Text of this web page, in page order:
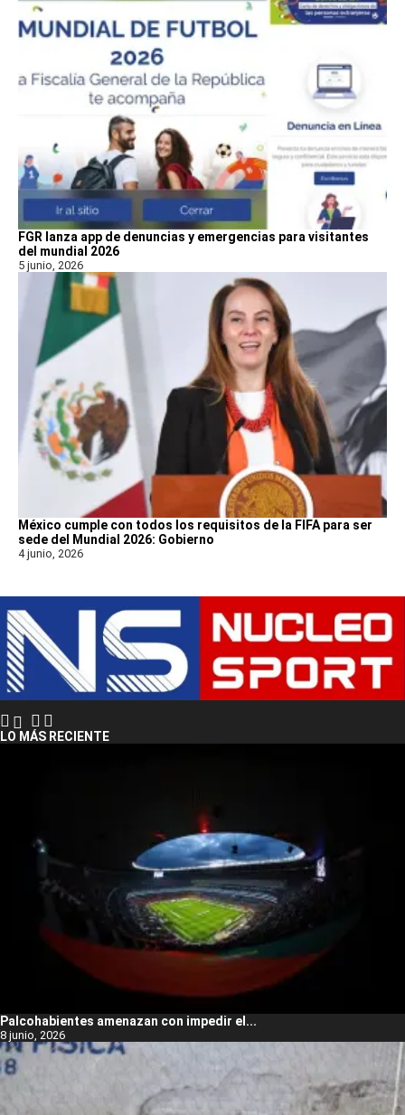
FGR lanza app de denuncias y emergencias para visitantes
del mundial 2026
5 junio, 2026
México cumple con todos los requisitos de la FIFA para ser
sede del Mundial 2026: Gobierno
4 junio, 2026
LO MÁS RECIENTE
Palcohabientes amenazan con impedir el...
8 junio, 2026